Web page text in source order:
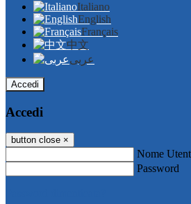
Italiano
English
Français
中文
عربى
Accedi
Accedi
button close ×
Nome
Password